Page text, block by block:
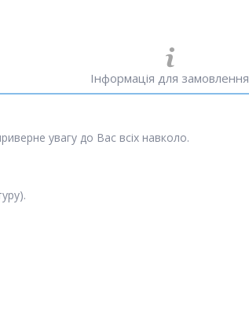
Інформація для замовлення
увагу до Вас всіх навколо.